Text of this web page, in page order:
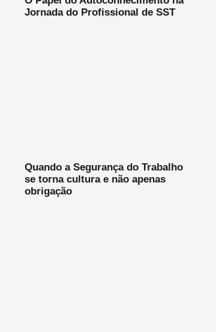
Jornada do Profissional de SST
Quando a Segurança do Trabalho
se torna cultura e não apenas
obrigação